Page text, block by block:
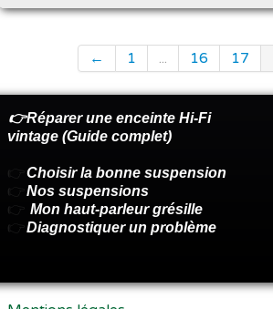
← 1 ... 16 17
👉Réparer une enceinte Hi-Fi
vintage (Guide complet)
👉 Choisir la bonne suspension
👉 Nos suspensions
👉 Mon haut-parleur grésille
👉 Diagnostiquer un problème